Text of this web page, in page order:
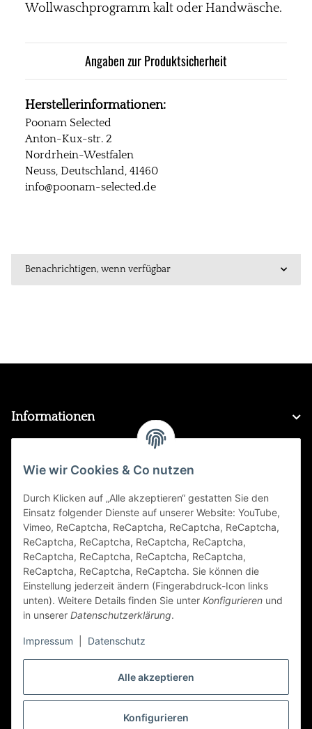
Alle akzeptieren
Konfigurieren
Wie wir Cookies & Co nutzen
Durch Klicken auf „Alle akzeptieren“ gestatten Sie den
Einsatz folgender Dienste auf unserer Website: YouTube,
Vimeo, ReCaptcha, ReCaptcha, ReCaptcha, ReCaptcha,
ReCaptcha, ReCaptcha, ReCaptcha, ReCaptcha,
ReCaptcha, ReCaptcha, ReCaptcha, ReCaptcha,
ReCaptcha, ReCaptcha, ReCaptcha. Sie können die
Einstellung jederzeit ändern (Fingerabdruck-Icon links
unten). Weitere Details finden Sie unter Konfigurieren und
in unserer Datenschutzerklärung.
Impressum Datenschutz
Wollwaschprogramm kalt oder Handwäsche.
Angaben zur Produktsicherheit
Herstellerinformationen:
Poonam Selected
Anton-Kux-str. 2
Nordrhein-Westfalen
Neuss, Deutschland, 41460
info@poonam-selected.de
Benachrichtigen, wenn verfügbar
Informationen
FAQ
Zahlungsarten
Folge Uns